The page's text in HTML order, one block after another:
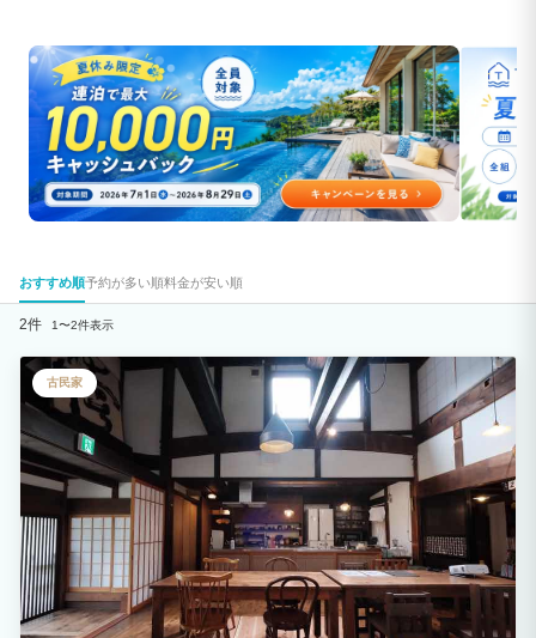
おすすめ順予約が多い順料金が安い順
2件 1〜2件表示
古民家